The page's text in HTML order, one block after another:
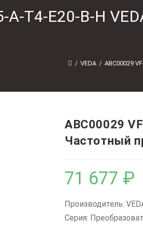
T4-E20-B-H
/ VEDA / ABC00029
ABC00029
Частотный
71 677 ₽
Производитель:
Серия: